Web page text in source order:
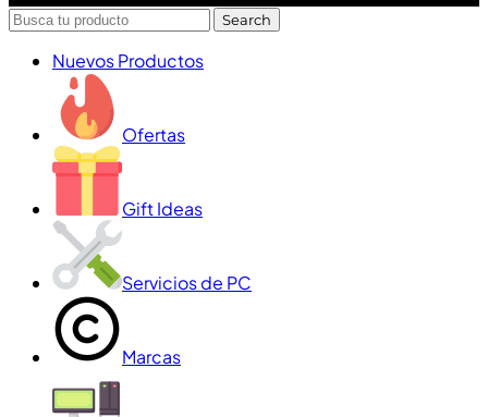
Search
Nuevos Productos
Ofertas
Gift Ideas
Servicios de PC
Marcas